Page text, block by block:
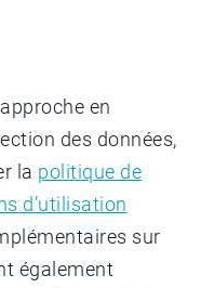
en
des données,
la politique de
d’utilisation
sur
également